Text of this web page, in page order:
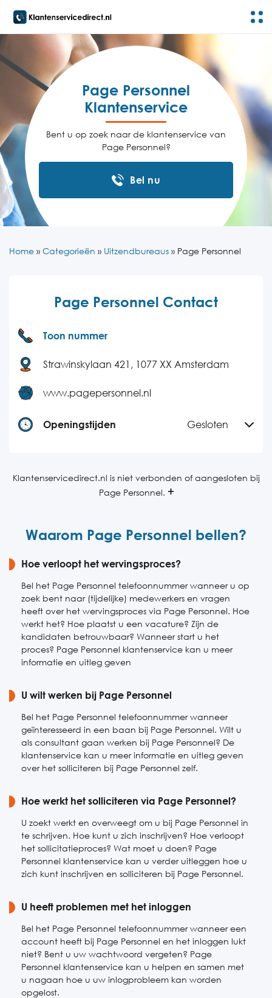
Page Personnel
Klantenservice
Bent u op zoek naar de klantenservice van
Page Personnel?
Bel nu
Home » Categorieën » Uitzendbureaus » Page Personnel
Page Personnel Contact
Toon nummer
Strawinskylaan 421, 1077 XX Amsterdam
www.pagepersonnel.nl
Openingstijden Gesloten
Dinsdag
08:00-18:00
Vrijdag
08:00-18:00
Zaterdag
Zondag
Gesloten
Klantenservicedirect.nl is niet verbonden of aangesloten bij
Page Personnel.
Waarom Page Personnel bellen?
Hoe verloopt het wervingsproces?
Bel het Page Personnel telefoonnummer wanneer u op
zoek bent naar (tijdelijke) medewerkers en vragen
heeft over het wervingsproces via Page Personnel. Hoe
werkt het? Hoe plaatst u een vacature? Zijn de
kandidaten betrouwbaar? Wanneer start u het
proces? Page Personnel klantenservice kan u meer
informatie en uitleg geven
U wilt werken bij Page Personnel
Bel het Page Personnel telefoonnummer wanneer
geïnteresseerd in een baan bij Page Personnel. Wilt u
als consultant gaan werken bij Page Personnel? De
klantenservice kan u meer informatie en uitleg geven
over het solliciteren bij Page Personnel zelf.
Hoe werkt het solliciteren via Page Personnel?
U zoekt werkt en overweegt om u bij Page Personnel in
te schrijven. Hoe kunt u zich inschrijven? Hoe verloopt
het sollicitatieproces? Wat moet u doen? Page
Personnel klantenservice kan u verder uitleggen hoe u
zich kunt inschrijven en solliciteren bij Page Personnel.
U heeft problemen met het inloggen
Bel het Page Personnel telefoonnummer wanneer een
account heeft bij Page Personnel en het inloggen lukt
niet? Bent u uw wachtwoord vergeten? Page
Personnel klantenservice kan u helpen en samen met
u nagaan hoe u uw inlogprobleem kan worden
opgelost.